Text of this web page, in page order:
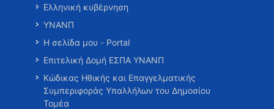
Ελληνική κυβέρνηση
ΥΝΑΝΠ
Η σελίδα μου - Portal
Επιτελική Δομή ΕΣΠΑ ΥΝΑΝΠ
Κώδικας Ηθικής και Επαγγελματικής
Συμπεριφοράς Υπαλλήλων του Δημοσίου
Τομέα